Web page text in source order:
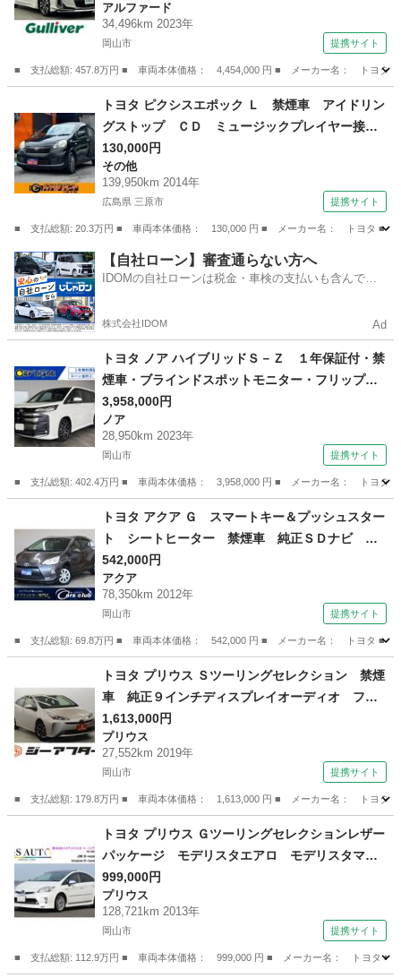
ジＴＶ デジタルインナーミラー 三眼ＬＥＤラ
イト ＥＴＣ２．０ 衝突軽減ブレーキ ドラレ
アルファード
34,496km 2023年
岡山市 提携サイト
■ 支払総額: 457.8万円 ■ 車両本体価格： 4,454,000 円 ■ メーカー名： トヨタ
アルファード
トヨタ ピクシスエポック Ｌ 禁煙車 アイドリン
グストップ ＣＤ ミュージックプレイヤー接続
可 キーレスエントリー ＡＷ１４インチ エア
コン パワーウィンドウ パワーステアリング
ＡＢＳ 横滑り防止装置 運転席・助手席エアバ
130,000円
その他
139,950km 2014年
広島県 三原市 提携サイト
■ 支払総額: 20.3万円 ■ 車両本体価格： 130,000 円 ■ メーカー名： トヨタ ■
広島 三原市 その他
【自社ローン】審査通らない方へ
IDOMの自社ローンは税金・車検の支払いも含んでい
株式会社IDOM Ad
トヨタ ノア ハイブリッドＳ－Ｚ １年保証付・禁
煙車・ブラインドスポットモニター・フリップダ
ウンモニター・１０型ナビ・ＴＶ・ＣＤ・ＤＶ
Ｄ・Ｂｌｕｅｔｏｏｔｈ・バックモニター・トヨ
タセーフティ・クルーズコントロール・デジタル
3,958,000円
ノア
28,950km 2023年
岡山市 提携サイト
■ 支払総額: 402.4万円 ■ 車両本体価格： 3,958,000 円 ■ メーカー名： トヨタ ■
ノア
トヨタ アクア Ｇ スマートキー＆プッシュスター
ト シートヒーター 禁煙車 純正ＳＤナビ 地
デジＴＶ ＢＴ接続 バックカメラ ＥＴＣ ｎ
ａｎｏｅオートエアコン オートライト 純正１
５インチホイール 純正フロアマット前後 （車検
542,000円
アクア
78,350km 2012年
岡山市 提携サイト
■ 支払総額: 69.8万円 ■ 車両本体価格： 542,000 円 ■ メーカー名： トヨタ ■
アクア
トヨタ プリウス Ｓツーリングセレクション 禁煙
車 純正９インチディスプレイオーディオ フル
セグ バックカメラ トヨタセーフティーセン
ス アダプティブクルーズコントロール ハーフ
レザーシート シートヒーター ＬＥＤヘッドラ
1,613,000円
プリウス
27,552km 2019年
岡山市 提携サイト
■ 支払総額: 179.8万円 ■ 車両本体価格： 1,613,000 円 ■ メーカー名： トヨタ
プリウス
トヨタ プリウス Ｇツーリングセレクションレザー
パッケージ モデリスタエアロ モデリスタマフ
ラー サンルーフ 本革シート コーナーセンサ
ー レーダークルーズ ＰＣＳ ＨＵＤ パーキ
ングアシスト シートヒーター ＥＴＣ バック
カメラ Ｂｌｕｅｔｏｏｔｈ ＵＳＢ （車検整備
付）
999,000円
プリウス
128,721km 2013年
岡山市 提携サイト
■ 支払総額: 112.9万円 ■ 車両本体価格： 999,000 円 ■ メーカー名： トヨタ ■